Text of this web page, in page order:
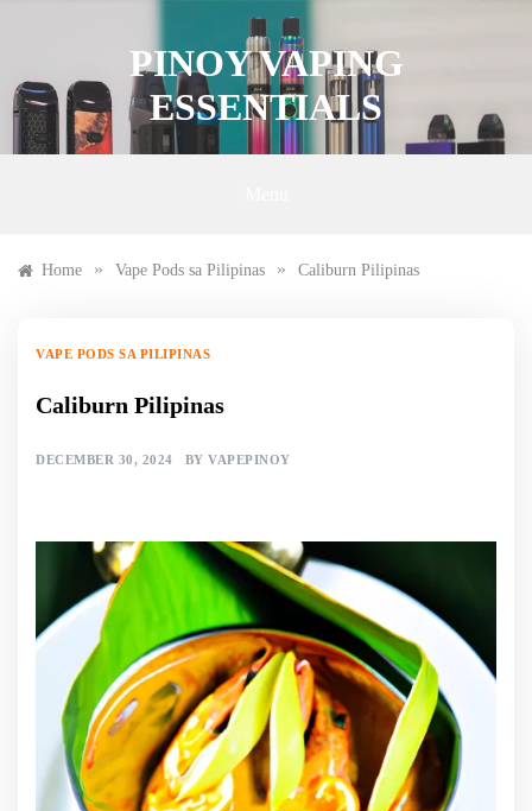
PINOY VAPING
ESSENTIALS
Home » Vape Pods sa Pilipinas » Caliburn Pilipinas
VAPE PODS SA PILIPINAS
Caliburn Pilipinas
DECEMBER 30, 2024 BY VAPEPINOY